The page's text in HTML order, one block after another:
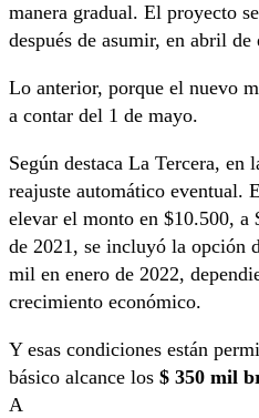
manera gradual. El proyecto
después de asumir, en abril de
Lo anterior, porque el nuevo
a contar del 1 de mayo.
Según destaca La Tercera,
reajuste automático eventual.
elevar el monto en $10.500,
de 2021, se incluyó la opción
mil en enero de 2022,
crecimiento económico.
Y esas condiciones están
básico alcance los $ 350 mil
A